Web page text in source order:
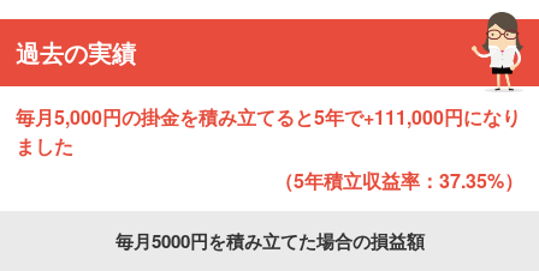
過去の実績
毎月5,000円の掛金を積み立てると5年で+111,000円になり
ました
（5年積立収益率：37.35%）
毎月5000円を積み立てた場合の損益額